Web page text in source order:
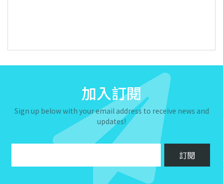
加入訂閱
Sign up below with your email address to receive news and
updates!